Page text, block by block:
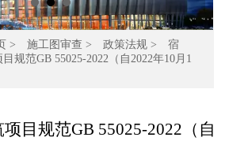
> 施工图审查 > 政策法规>
宿
规范GB 55025-2022（自2022年10月1
目规范GB 55025-2022（自